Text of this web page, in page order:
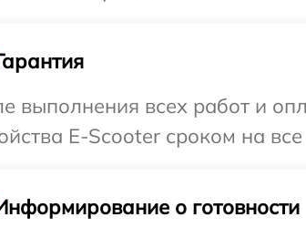
выполнения всех работ и
E-Scooter сроком на
о готовности